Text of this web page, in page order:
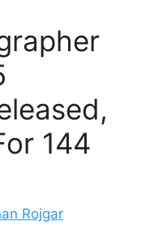
144
Rojgar